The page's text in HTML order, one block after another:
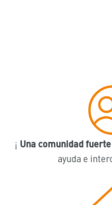
¡ Una comunidad fuerte
ayuda e